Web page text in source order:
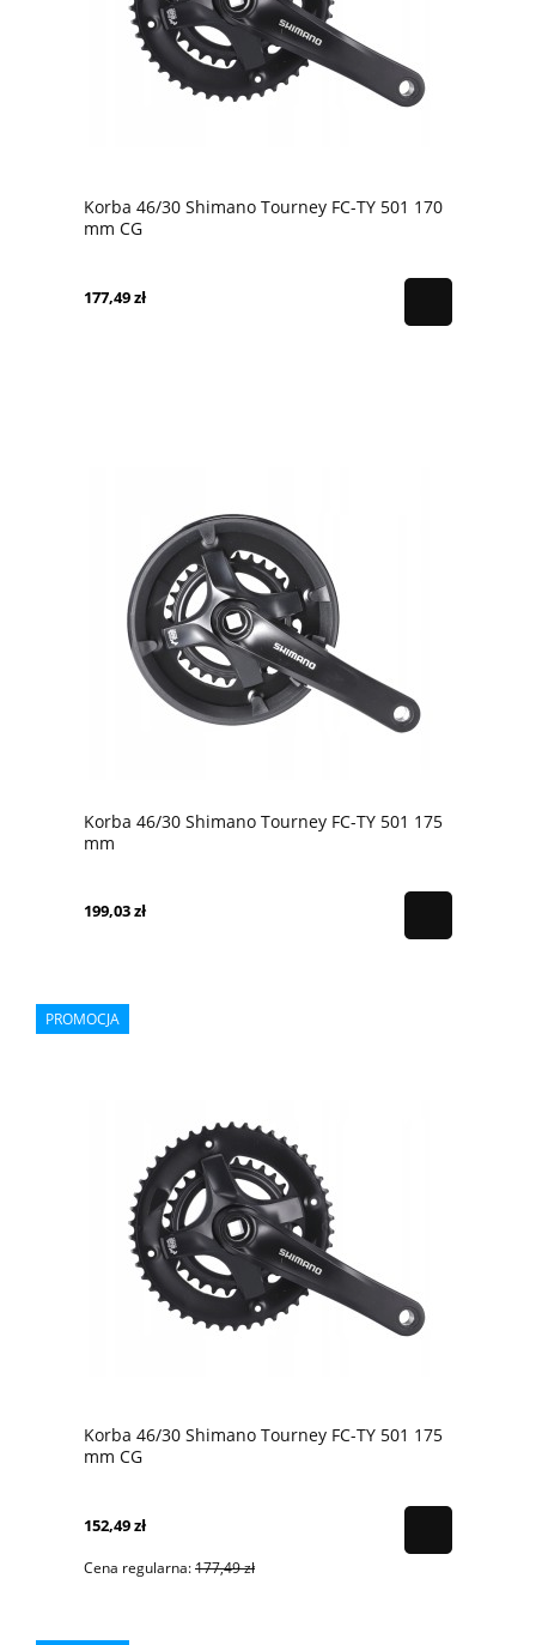
Korba 46/30 Shimano Tourney FC-TY 501 170
mm CG
177,49 zł
Korba 46/30 Shimano Tourney FC-TY 501 175
mm
199,03 zł
Korba 46/30 Shimano Tourney FC-TY 501 175
mm CG
152,49 zł
Cena regularna:177,49 zł
PROMOCJA